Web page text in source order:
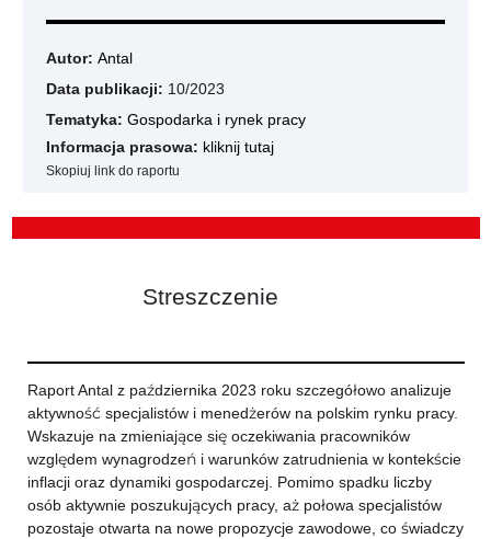
Autor: Antal
Data publikacji: 10/2023
Tematyka: Gospodarka i rynek pracy
Informacja prasowa: kliknij tutaj
Skopiuj link do raportu
Streszczenie
Raport Antal z października 2023 roku szczegółowo analizuje
aktywność specjalistów i menedżerów na polskim rynku pracy.
Wskazuje na zmieniające się oczekiwania pracowników
względem wynagrodzeń i warunków zatrudnienia w kontekście
inflacji oraz dynamiki gospodarczej. Pomimo spadku liczby
osób aktywnie poszukujących pracy, aż połowa specjalistów
pozostaje otwarta na nowe propozycje zawodowe, co świadczy